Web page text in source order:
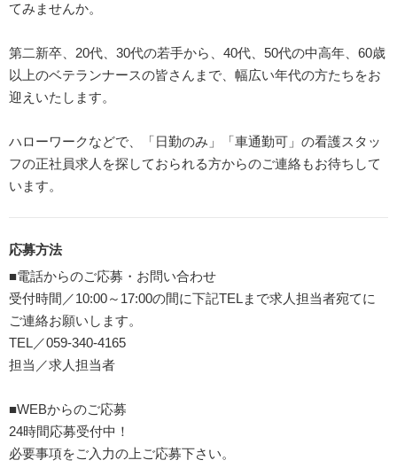
てみませんか。
第二新卒、20代、30代の若手から、40代、50代の中高年、60歳
以上のベテランナースの皆さんまで、幅広い年代の方たちをお
迎えいたします。
ハローワークなどで、「日勤のみ」「車通勤可」の看護スタッ
フの正社員求人を探しておられる方からのご連絡もお待ちして
います。
応募方法
■電話からのご応募・お問い合わせ
受付時間／10:00～17:00の間に下記TELまで求人担当者宛てに
ご連絡お願いします。
TEL／059-340-4165
担当／求人担当者
■WEBからのご応募
24時間応募受付中！
必要事項をご入力の上ご応募下さい。